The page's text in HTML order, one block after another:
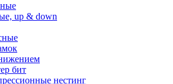
up & down
бит
нестинг